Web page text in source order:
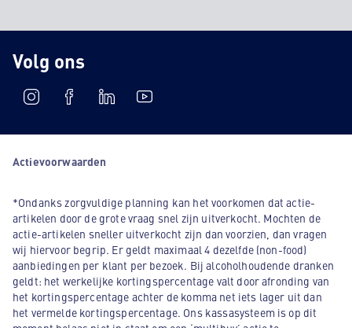
Volg ons
Actievoorwaarden
*Ondanks zorgvuldige planning kan het voorkomen dat actie-
artikelen door de grote vraag snel zijn uitverkocht. Mochten de
actie-artikelen sneller uitverkocht zijn dan voorzien, dan vragen
wij hiervoor begrip. Er geldt maximaal 4 dezelfde (non-food)
aanbiedingen per klant per bezoek. Bij alcoholhoudende dranken
geldt: het werkelijke kortingspercentage valt door afronding van
het kortingspercentage achter de komma net iets lager uit dan
het vermelde kortingspercentage. Ons kassasysteem is op dit